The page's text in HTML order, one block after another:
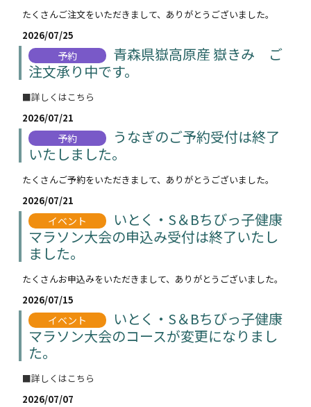
たくさんご注文をいただきまして、ありがとうございました。
2026/07/25
予約
青森県嶽高原産 嶽きみ ご
注文承り中です。
■詳しくはこちら
2026/07/21
予約
うなぎのご予約受付は終了
いたしました。
たくさんご予約をいただきまして、ありがとうございました。
2026/07/21
イベント
いとく・S＆Bちびっ子健康
マラソン大会の申込み受付は終了いたし
ました。
たくさんお申込みをいただきまして、ありがとうございました。
2026/07/15
イベント
いとく・S＆Bちびっ子健康
マラソン大会のコースが変更になりまし
た。
■詳しくはこちら
2026/07/07